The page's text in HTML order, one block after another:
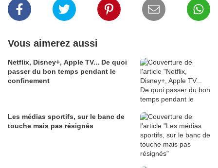
Vous aimerez aussi
Netflix, Disney+, Apple TV... De quoi
passer du bon temps pendant le
confinement
Les médias sportifs, sur le banc de
touche mais pas résignés